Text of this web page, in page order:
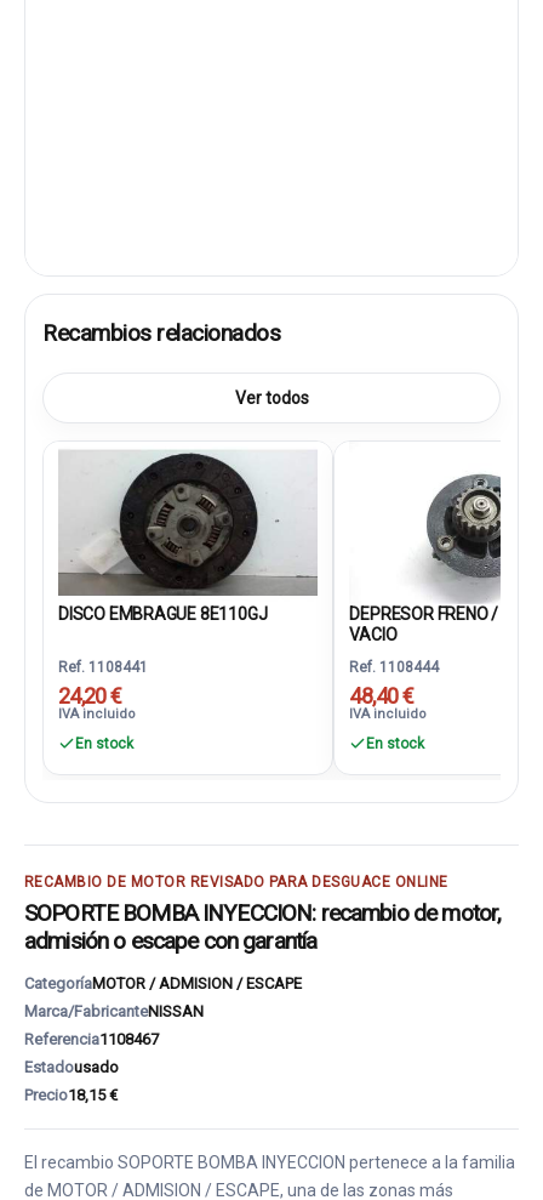
Recambios relacionados
Ver todos
DISCO EMBRAGUE 8E110GJ
Ref. 1108441
24,20 €
IVA incluido
En stock
DEPRESOR FRENO /
VACIO
Ref. 1108444
48,40 €
IVA incluido
En stock
RECAMBIO DE MOTOR REVISADO PARA DESGUACE ONLINE
SOPORTE BOMBA INYECCION: recambio de motor,
admisión o escape con garantía
CategoríaMOTOR / ADMISION / ESCAPE
Marca/FabricanteNISSAN
Referencia1108467
Estadousado
Precio18,15 €
El recambio SOPORTE BOMBA INYECCION pertenece a la familia
de MOTOR / ADMISION / ESCAPE, una de las zonas más